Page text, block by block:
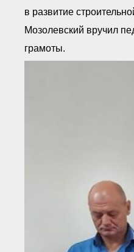
в развитие
Мозолевский вручил
грамоты.